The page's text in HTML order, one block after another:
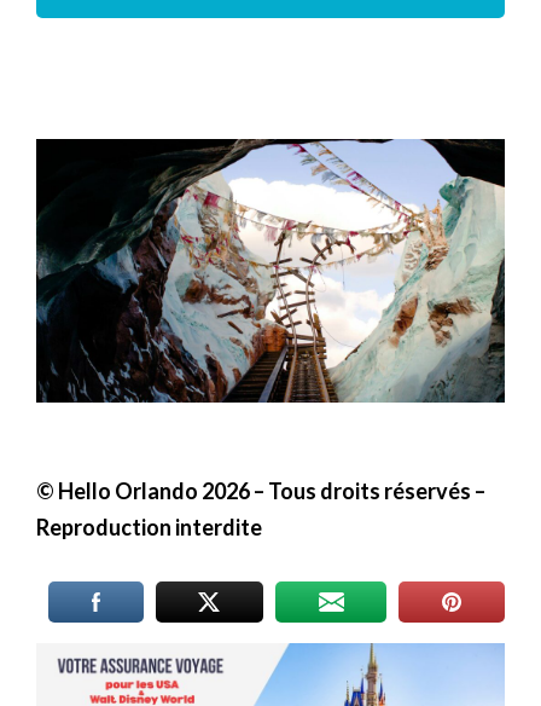
© Hello Orlando 2026– Tous droits réservés –
Reproduction interdite